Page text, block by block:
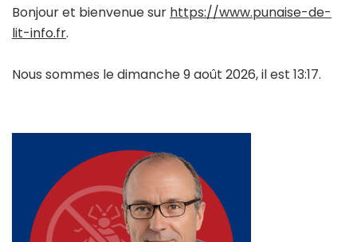
Bonjour et bienvenue sur https://www.punaise-de-
lit-info.fr.
Nous sommes le dimanche 9 août 2026, il est 13:17.